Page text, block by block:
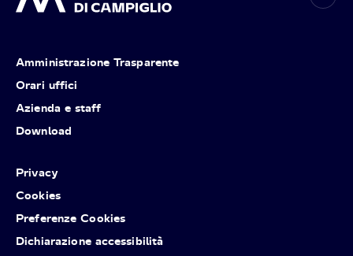
Amministrazione Trasparente
Orari uffici
Azienda e staff
Download
Privacy
Cookies
Preferenze Cookies
Dichiarazione accessibilità